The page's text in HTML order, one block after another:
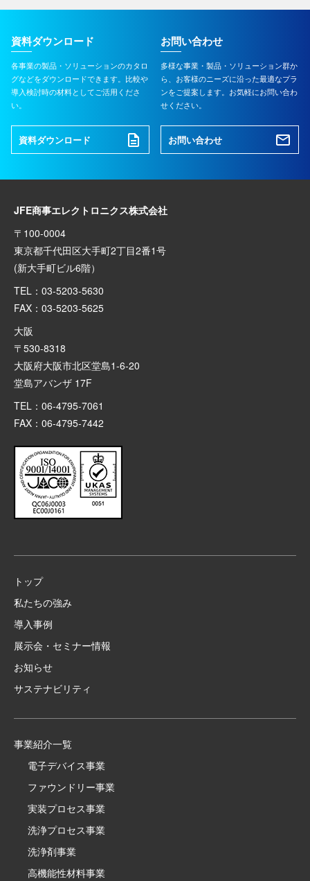
資料ダウンロード
各事業の製品・ソリューションのカタロ
グなどをダウンロードできます。比較や
導入検討時の材料としてご活用くださ
い。
資料ダウンロード
お問い合わせ
多様な事業・製品・ソリューション群か
ら、お客様のニーズに沿った最適なプラ
ンをご提案します。お気軽にお問い合わ
せください。
お問い合わせ
JFE商事エレクトロニクス株式会社
〒100-0004
東京都千代田区大手町2丁目2番1号
(新大手町ビル6階）
TEL：03-5203-5630
FAX：03-5203-5625
大阪
〒530-8318
大阪府大阪市北区堂島1-6-20
堂島アバンザ 17F
TEL：06-4795-7061
FAX：06-4795-7442
トップ
私たちの強み
導入事例
展示会・セミナー情報
お知らせ
サステナビリティ
事業紹介一覧
電子デバイス事業
ファウンドリー事業
実装プロセス事業
洗浄プロセス事業
洗浄剤事業
高機能性材料事業